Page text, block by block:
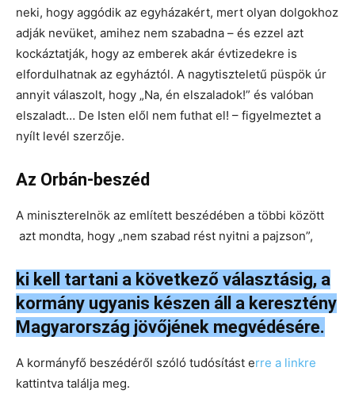
neki, hogy aggódik az egyházakért, mert olyan dolgokhoz
adják nevüket, amihez nem szabadna – és ezzel azt
kockáztatják, hogy az emberek akár évtizedekre is
elfordulhatnak az egyháztól. A nagytiszteletű püspök úr
annyit válaszolt, hogy „Na, én elszaladok!” és valóban
elszaladt… De Isten elől nem futhat el! – figyelmeztet a
nyílt levél szerzője.
Az Orbán-beszéd
A miniszterelnök az említett beszédében a többi között
azt mondta, hogy „nem szabad rést nyitni a pajzson”,
ki kell tartani a következő választásig, a
kormány ugyanis készen áll a keresztény
Magyarország jövőjének megvédésére.
A kormányfő beszédéről szóló tudósítást erre a linkre
kattintva találja meg.